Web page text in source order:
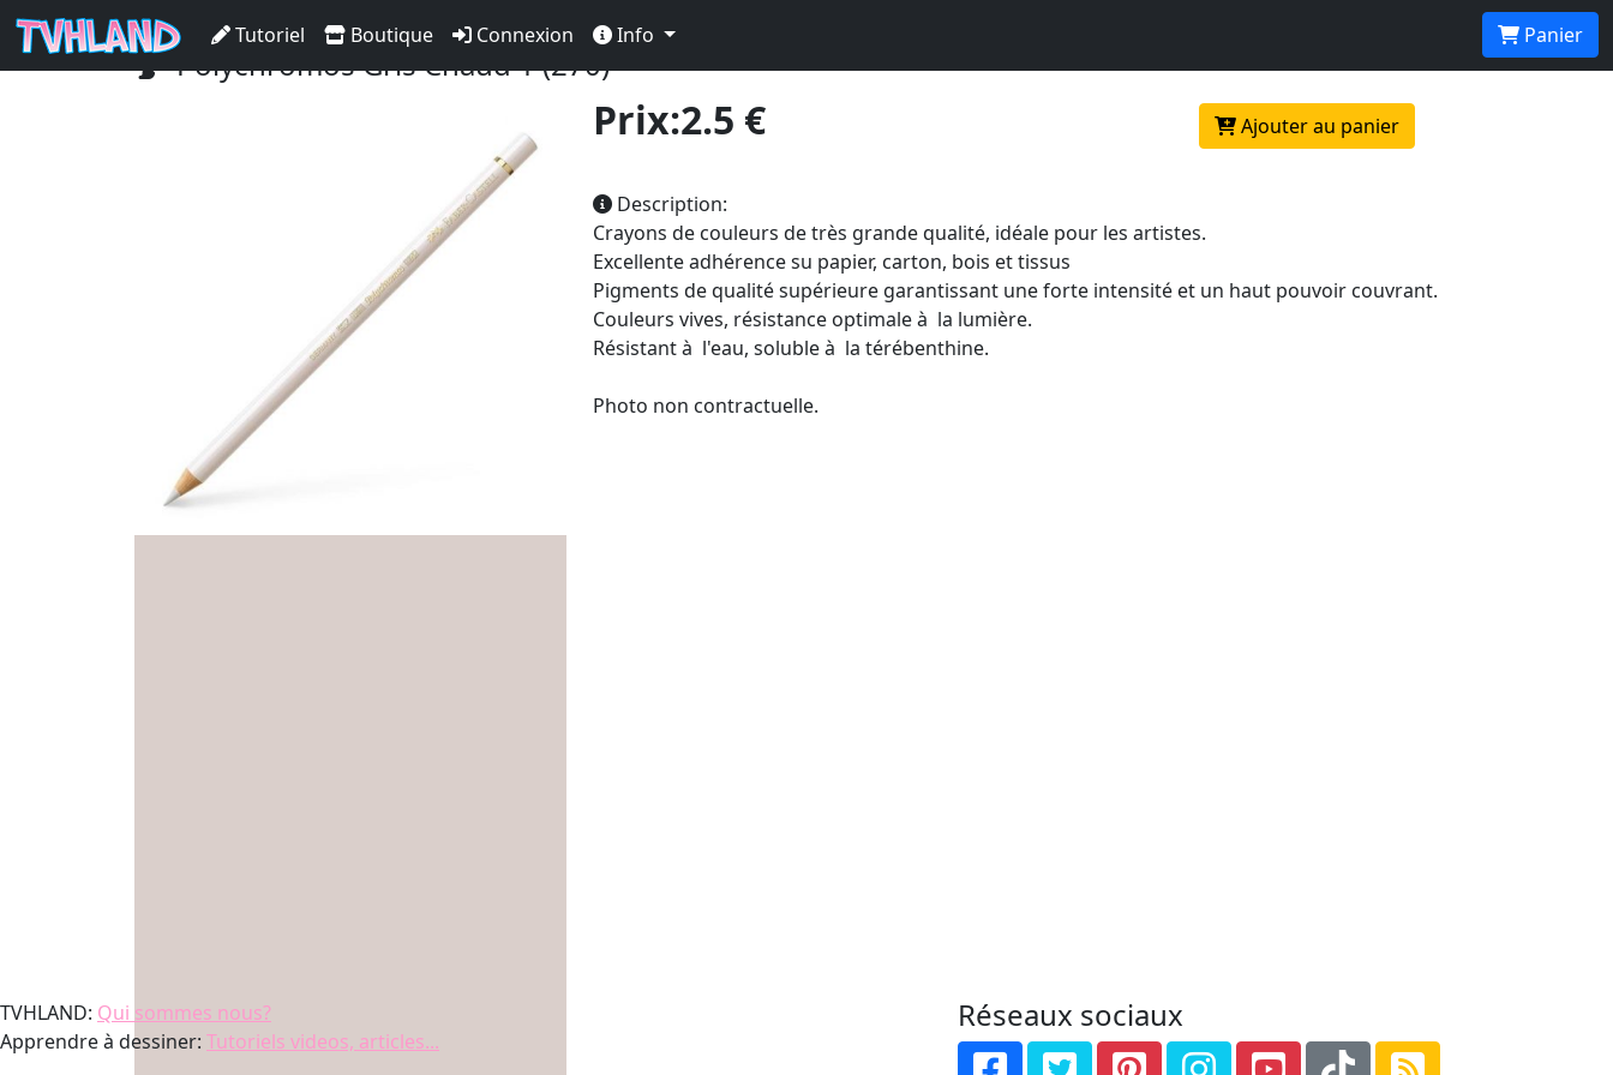
Tutoriel Boutique Connexion Info Panier
Accueil Tvhland
Polychromos Gris Chaud 1 (270)
Prix:2.5 € Ajouter au panier
Description:
Crayons de couleurs de très grande qualité, idéale pour les artistes.
Excellente adhérence su papier, carton, bois et tissus
Pigments de qualité supérieure garantissant une forte intensité et un haut pouvoir couvrant.
Couleurs vives, résistance optimale à la lumière.
Résistant à l'eau, soluble à la térébenthine.
Photo non contractuelle.
TVHLAND: Qui sommes nous?
Apprendre à dessiner: Tutoriels videos, articles...
Réseaux sociaux